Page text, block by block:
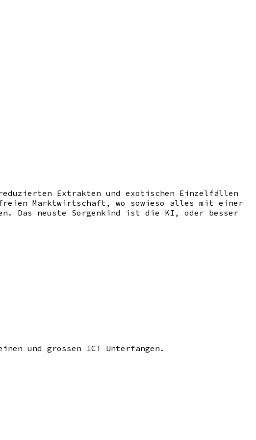
Extrakten und exotischen Einzelfällen
Marktwirtschaft, wo sowieso alles mit einer
Das neuste Sorgenkind ist die KI, oder besser
und grossen ICT Unterfangen.